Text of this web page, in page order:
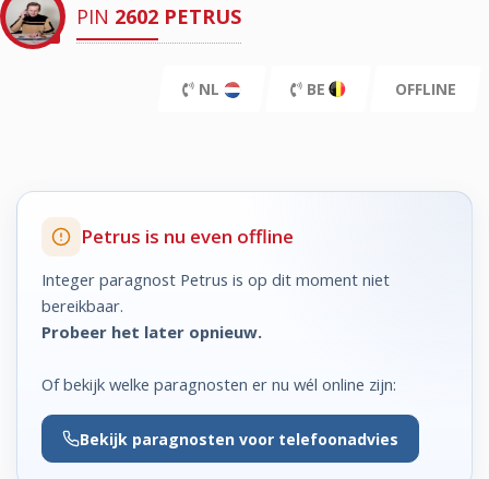
PIN 2602 PETRUS
NL BE OFFLINE
Petrus is nu even offline
Integer paragnost Petrus is op dit moment niet
bereikbaar.
Probeer het later opnieuw.
Of bekijk welke paragnosten er nu wél online zijn:
Bekijk paragnosten voor telefoonadvies